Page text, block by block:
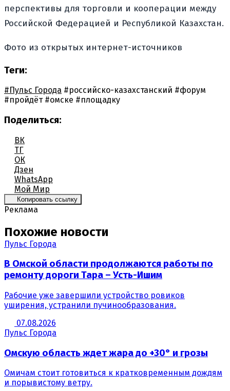
перспективы для торговли и кооперации между
Российской Федерацией и Республикой Казахстан.
Фото из открытых интернет-источников
Теги:
#Пульс Города #российско-казахстанский #форум
#пройдёт #омске #площадку
Поделиться:
ВК
ТГ
ОК
Дзен
WhatsApp
Мой Мир
Копировать ссылку
Реклама
Похожие новости
Пульс Города
В Омской области продолжаются работы по
ремонту дороги Тара – Усть-Ишим
Рабочие уже завершили устройство ровиков
уширения, устранили пучинообразования.
07.08.2026
Пульс Города
Омскую область ждет жара до +30° и грозы
Омичам стоит готовиться к кратковременным дождям
и порывистому ветру.